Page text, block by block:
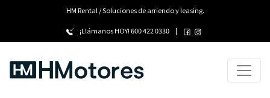
HM Rental / Soluciones de arriendo y leasing.
¡Llámanos HOY!600 422 0330 |